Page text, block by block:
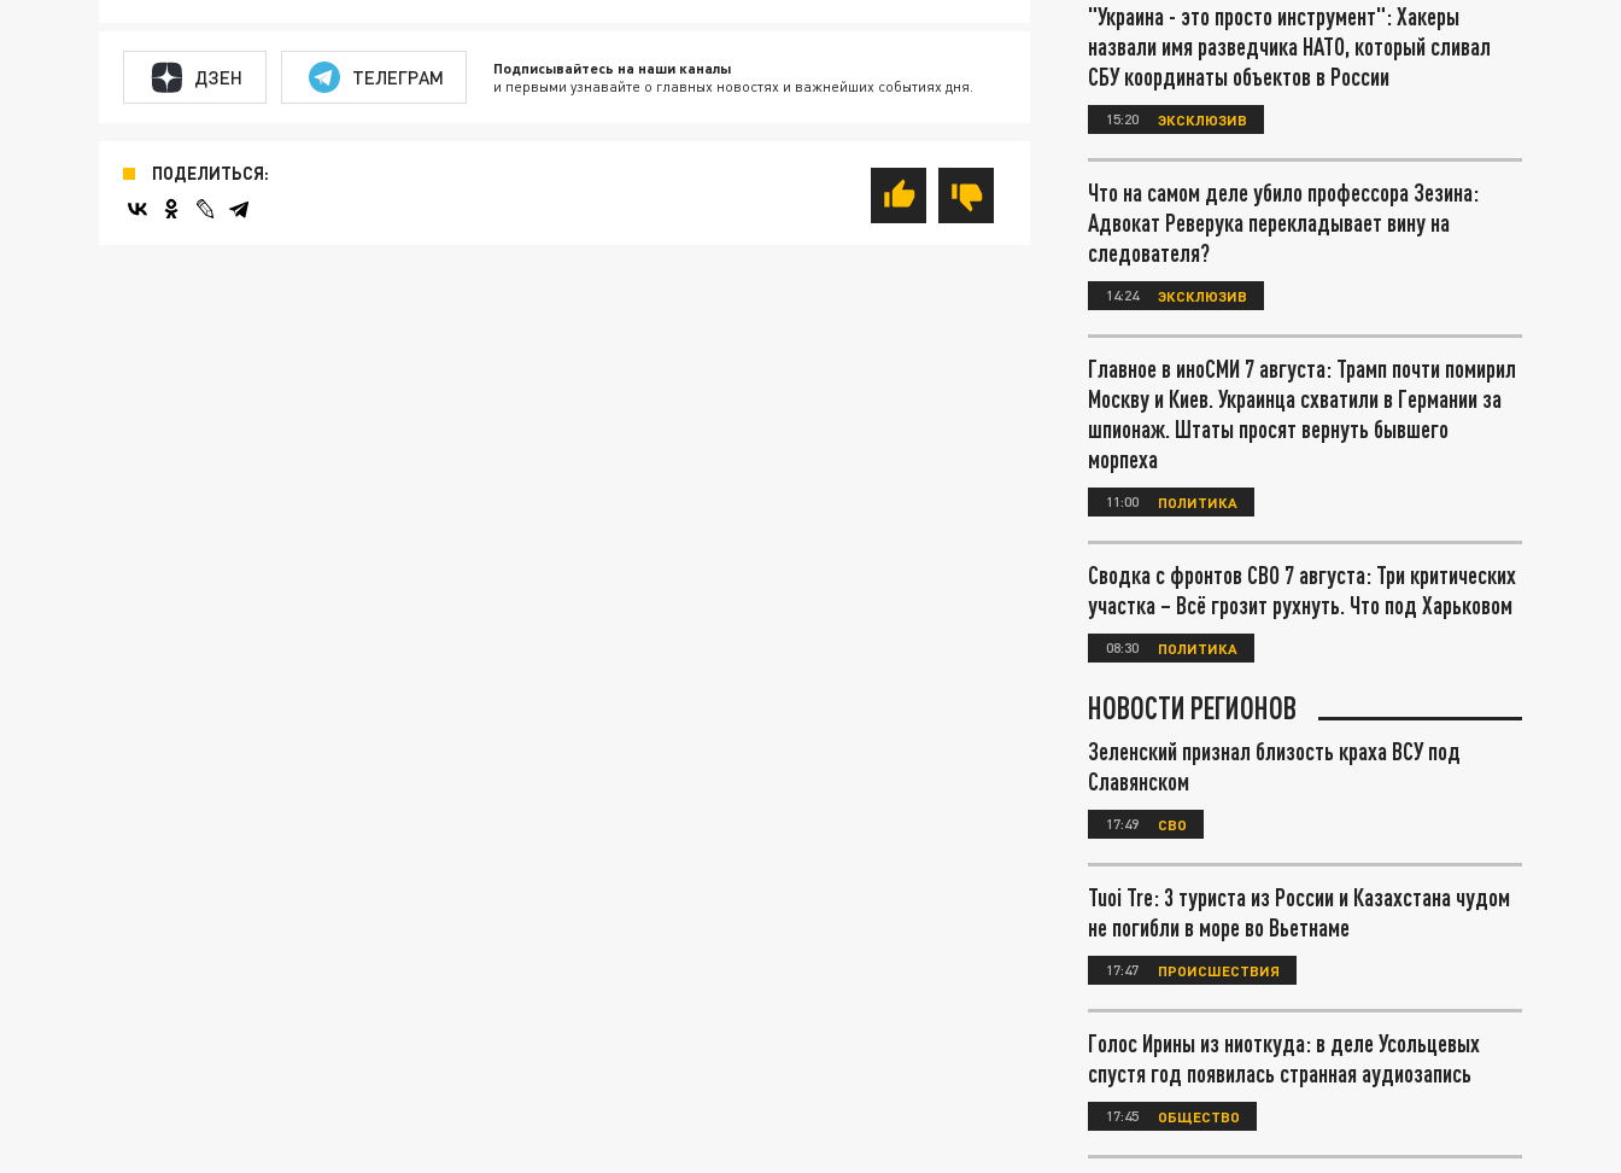
ДЗЕН ТЕЛЕГРАМ Подписывайтесь на наши каналы
и первыми узнавайте о главных новостях и важнейших событиях дня.
ПОДЕЛИТЬСЯ:
"Украина - это просто инструмент": Хакеры
назвали имя разведчика НАТО, который сливал
СБУ координаты объектов в России
15:20 ЭКСКЛЮЗИВ
Что на самом деле убило профессора Зезина:
Адвокат Реверука перекладывает вину на
следователя?
14:24 ЭКСКЛЮЗИВ
Главное в иноСМИ 7 августа: Трамп почти помирил
Москву и Киев. Украинца схватили в Германии за
шпионаж. Штаты просят вернуть бывшего
морпеха
11:00 ПОЛИТИКА
Сводка с фронтов СВО 7 августа: Три критических
участка – Всё грозит рухнуть. Что под Харьковом
08:30 ПОЛИТИКА
НОВОСТИ РЕГИОНОВ
Зеленский признал близость краха ВСУ под
Славянском
17:49 СВО
Tuoi Tre: 3 туриста из России и Казахстана чудом
не погибли в море во Вьетнаме
17:47 ПРОИСШЕСТВИЯ
Голос Ирины из ниоткуда: в деле Усольцевых
спустя год появилась странная аудиозапись
17:45 ОБЩЕСТВО